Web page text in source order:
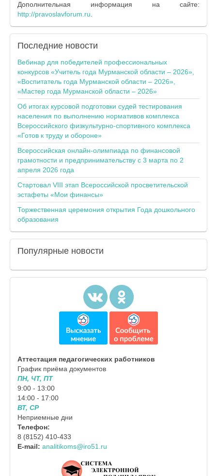
Дополнительная информация на сайте:
http://pravoslavforum.ru
Последние новости
Вебинар для победителей профессиональных
конкурсов «Учитель года Мурманской области – 2026»,
«Воспитатель года Мурманской области – 2026»,
«Мастер года Мурманской области – 2026»
Об итогах курсовой подготовки судей тестирования
населения по выполнению нормативов комплекса
Всероссийского физкультурно-спортивного комплекса
«Готов к труду и обороне»
Всероссийская онлайн-олимпиада по финансовой
грамотности и предпринимательству с 3 марта по 2
апреля 2026 года
Стартовал VIII этап Всероссийской просветительской
эстафеты «Мои финансы»
Торжественная церемония открытия Года дошкольного
образования
Популярные новости
Аттестация педагогических работников
График приёма документов
ПН, ЧТ, ПТ
9:00 - 13:00
14:00 - 17:00
ВТ, СР
Неприемные дни
Телефон:
8 (8152) 410-433
E-mail: analitikoms@iro51.ru